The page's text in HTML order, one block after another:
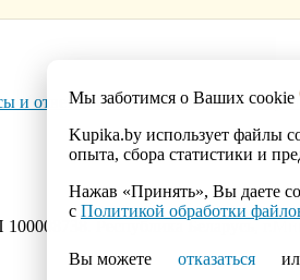
Мы заботимся о Ваших cookie
Kupika.by использует файлы
опыта, сбора статистики и
Нажав «Принять», Вы даете
с Политикой обработки
Вы можете отказаться
и ответыКонтактыКаталогИмпорт
Республика Беларусь,